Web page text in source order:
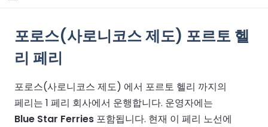
포로스(사로니코스 제도) 포르토 헬
리 페리
포로스(사로니코스 제도) 에서 포르토 헬리 까지의
페리는 1 페리 회사에서 운행합니다. 운영자에는
Blue Star Ferries 포함됩니다. 현재 이 페리 노선에